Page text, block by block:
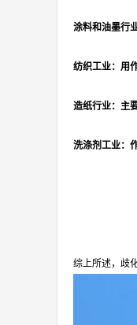
涂料和油墨行
纺织工业：用
造纸行业：主
洗涤剂工业：
综上所述，歧